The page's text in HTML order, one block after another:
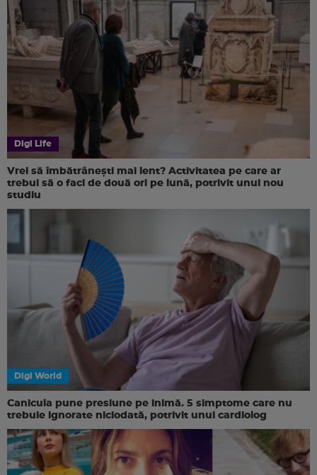
Digi Life
Vrei să îmbătrânești mai lent? Activitatea pe care ar
trebui să o faci de două ori pe lună, potrivit unui nou
studiu
Digi World
Canicula pune presiune pe inimă. 5 simptome care nu
trebuie ignorate niciodată, potrivit unui cardiolog